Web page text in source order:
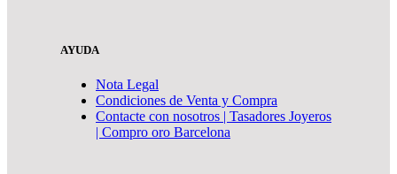
AYUDA
Nota Legal
Condiciones de Venta y Compra
Contacte con nosotros | Tasadores Joyeros
| Compro oro Barcelona